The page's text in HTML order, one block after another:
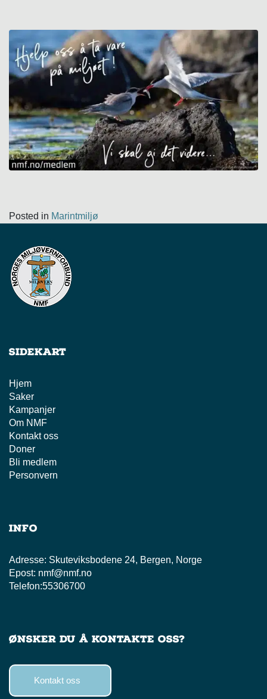
Posted in Marintmiljø
Sidekart
Hjem
Saker
Kampanjer
Om NMF
Kontakt oss
Doner
Bli medlem
Personvern
Info
Adresse: Skuteviksbodene 24, Bergen, Norge
Epost: nmf@nmf.no
Telefon:55306700
Ønsker du å kontakte oss?
Kontakt oss